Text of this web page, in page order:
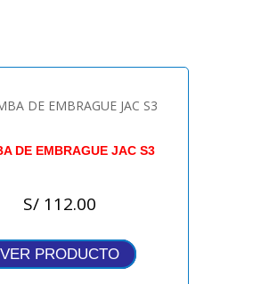
DE EMBRAGUE JAC S3
S/ 112.00
VER PRODUCTO